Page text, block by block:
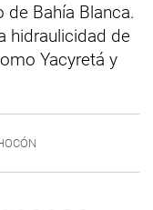
Bahía Blanca.
hidraulicidad de
Yacyretá y